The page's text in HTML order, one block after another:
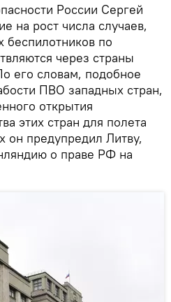
России Сергей
на рост числа случаев,
беспилотников по
через страны
его словам, подобное
ПВО западных стран,
открытия
этих стран для полета
он предупредил Литву,
о праве РФ на